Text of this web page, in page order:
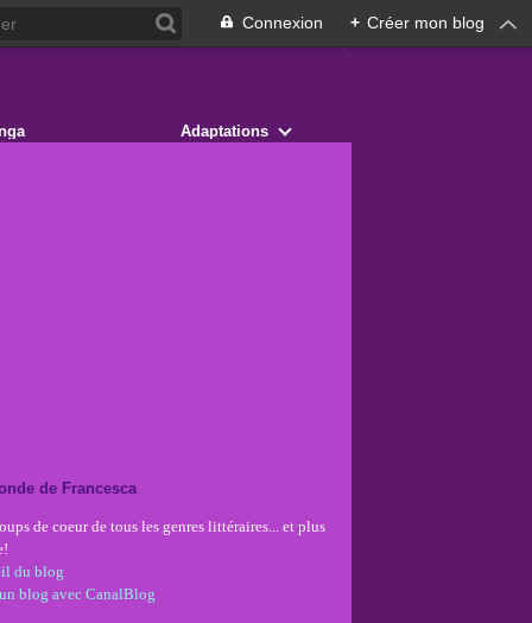
Connexion + Créer mon blog
Adaptations
de Francesca
de coeur de tous les genres littéraires... et plus
du blog
blog avec CanalBlog